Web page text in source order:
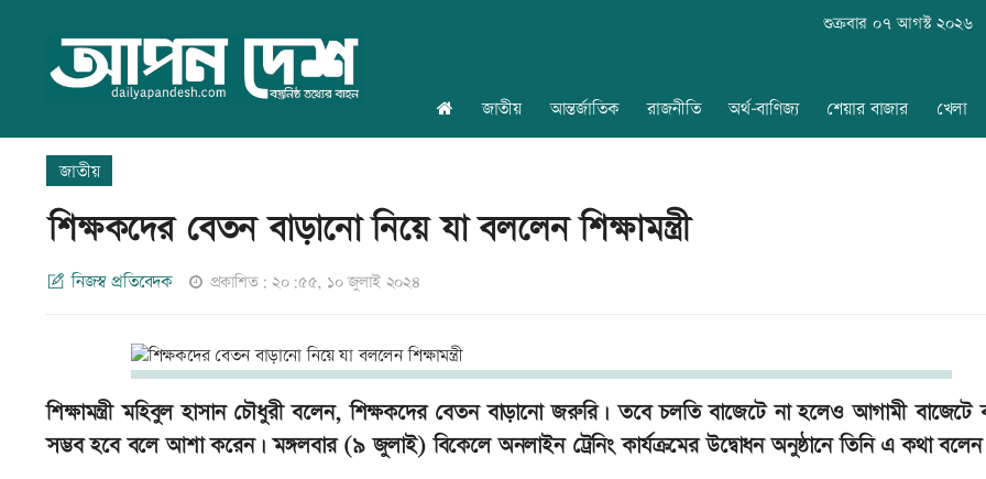
শুক্রবার ০৭ আগস্ট ২০২৬
জাতীয় আন্তর্জাতিক রাজনীতি অর্থ-বাণিজ্য শেয়ার বাজার খেলা
জাতীয়
শিক্ষকদের বেতন বাড়ানো নিয়ে যা বললেন শিক্ষামন্ত্রী
নিজস্ব প্রতিবেদক প্রকাশিত: ২০:৫৫, ১০ জুলাই ২০২৪
শিক্ষামন্ত্রী মহিবুল হাসান চৌধুরী বলেন, শিক্ষকদের বেতন বাড়ানো জরুরি। তবে চলতি বাজেটে না হলেও আগামী বাজেটে
সম্ভব হবে বলে আশা করেন। মঙ্গলবার (৯ জুলাই) বিকেলে অনলাইন ট্রেনিং কার্যক্রমের উদ্বোধন অনুষ্ঠানে তিনি এ কথা